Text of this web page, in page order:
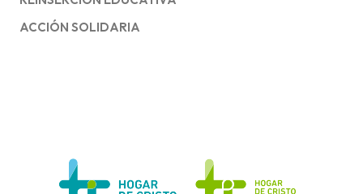
ACCIÓN SOLIDARIA